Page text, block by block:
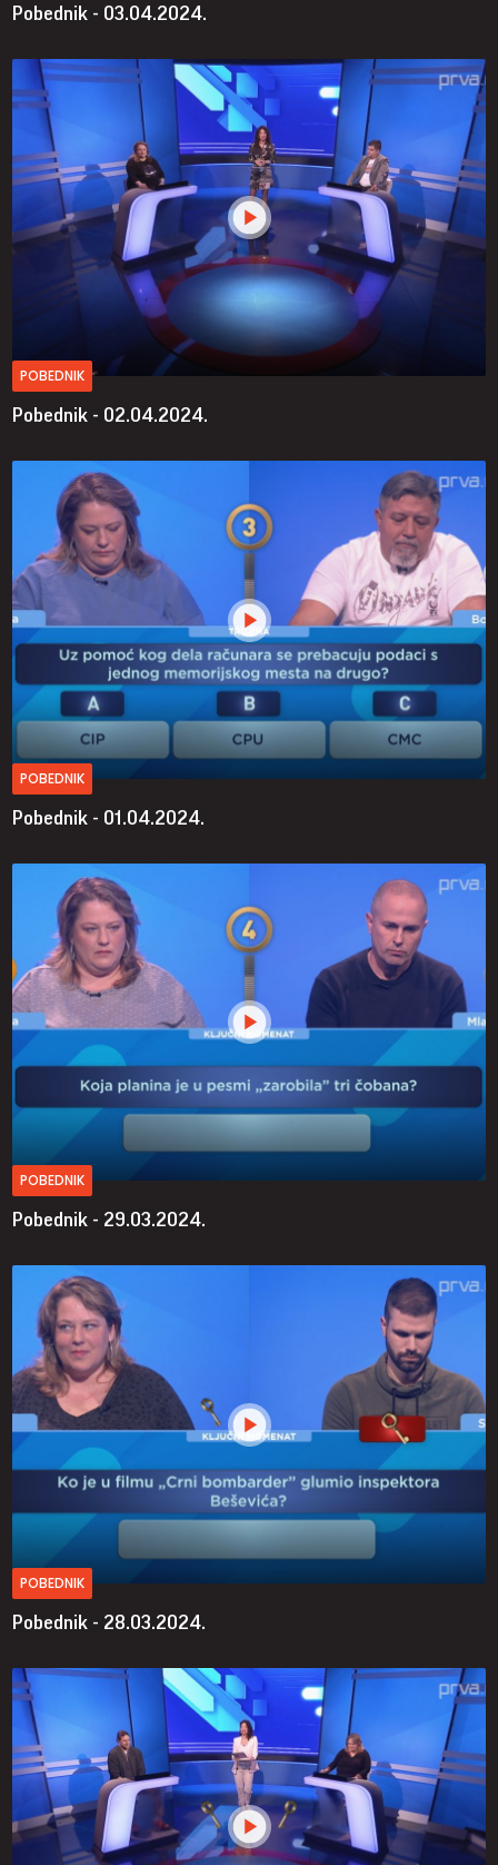
Pobednik - 03.04.2024.
POBEDNIK
Pobednik - 02.04.2024.
POBEDNIK
Pobednik - 01.04.2024.
POBEDNIK
Pobednik - 29.03.2024.
POBEDNIK
Pobednik - 28.03.2024.